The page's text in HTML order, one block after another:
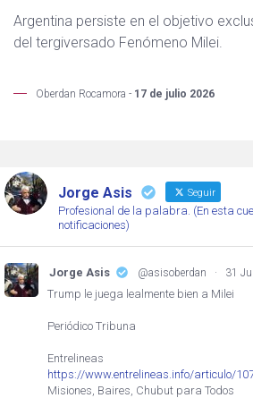
Argentina persiste en el objetivo
del tergiversado Fenómeno Milei.
Oberdan Rocamora - 17 de julio 2026
Jorge Asis Seguir
Profesional de la palabra. (En esta
notificaciones)
Jorge Asis @asisoberdan · 31 Jul
Trump le juega lealmente bien a Milei
Periódico Tribuna
Entrelineas
https://www.entrelineas.info/articulo/
Misiones, Baires, Chubut para Todos